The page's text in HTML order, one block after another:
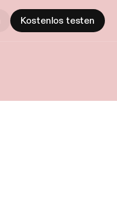
Kostenlos testen